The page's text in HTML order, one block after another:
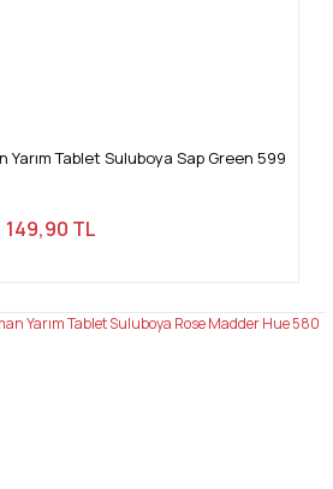
Tablet Suluboya Sap Green 599
149,90 TL